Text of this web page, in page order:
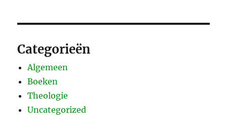
Categorieën
Algemeen
Boeken
Theologie
Uncategorized